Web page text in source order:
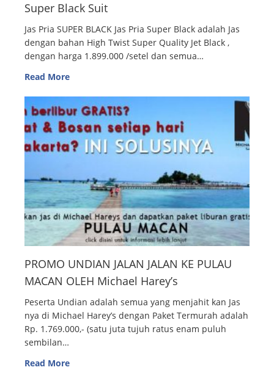
Super Black Suit
Jas Pria SUPER BLACK Jas Pria Super Black adalah Jas
dengan bahan High Twist Super Quality Jet Black ,
dengan harga 1.899.000 /setel dan semua…
Read More
PROMO UNDIAN JALAN JALAN KE PULAU
MACAN OLEH Michael Harey’s
Peserta Undian adalah semua yang menjahit kan Jas
nya di Michael Harey’s dengan Paket Termurah adalah
Rp. 1.769.000,- (satu juta tujuh ratus enam puluh
sembilan…
Read More